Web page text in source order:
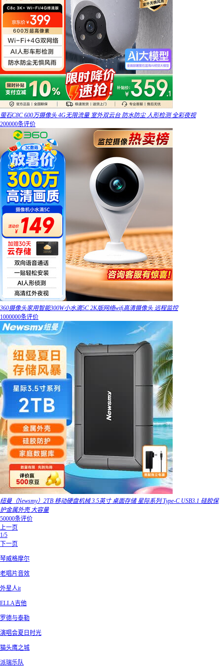
萤石C8C 600万摄像头 4G无限流量 室外双云台 防水防尘 人形检测 全彩夜视
200000条评价
360摄像头家用智能300W小水滴5C 2K版网络wifi高清摄像头 远程监控
1000000条评价
纽曼（Newsmy）2TB 移动硬盘机械 3.5英寸 桌面存储 星际系列 Type-C USB3.1 硅胶保
护金属外壳 大容量
50000条评价
上一页
1/5
下一页
琴威格摩尔
老唱片音效
外星人it
ELLA吉他
罗德与泰勒
演唱会夏日时光
猫头鹰之城
派瑞乐队